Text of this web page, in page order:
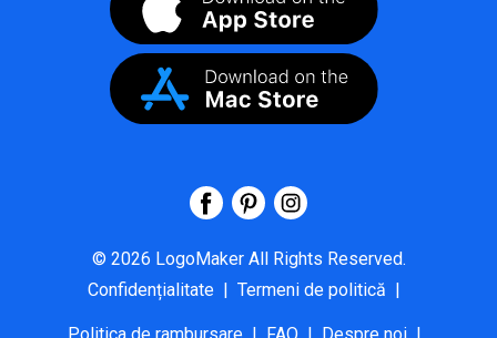
© 2026 LogoMaker All Rights Reserved.
Confidențialitate | Termeni de politică |